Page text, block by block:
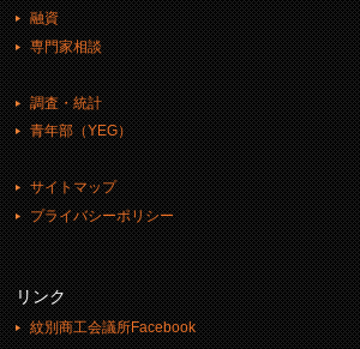
融資
専門家相談
調査・統計
青年部（YEG）
サイトマップ
プライバシーポリシー
リンク
紋別商工会議所Facebook